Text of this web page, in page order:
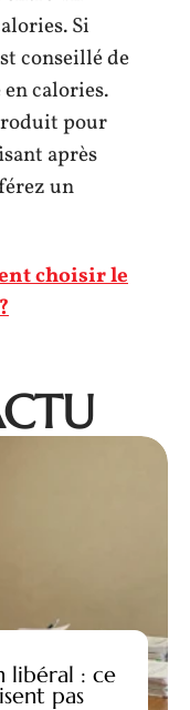
Si
conseillé de
calories.
pour
après
un
choisir le
libéral : ce
pas